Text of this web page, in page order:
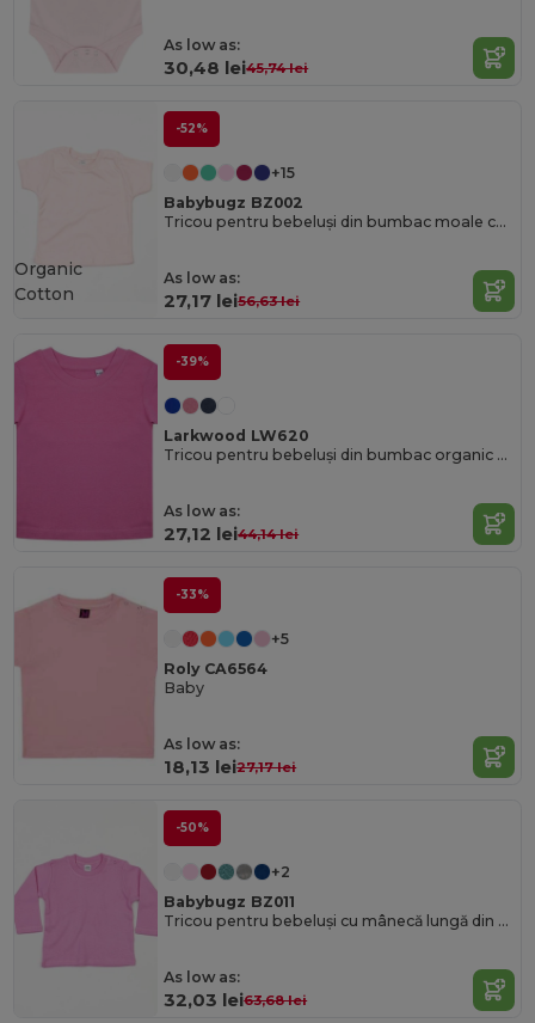
As low as:
30,48 lei45,74 lei
-52%
+15
Babybugz BZ002
Tricou pentru bebeluși din bumbac moale cu capse pe umăr
As low as:
27,17 lei56,63 lei
Organic
Cotton
-39%
Larkwood LW620
Tricou pentru bebeluși din bumbac organic Larkwood
As low as:
27,12 lei44,14 lei
-33%
+5
Roly CA6564
Baby
As low as:
18,13 lei27,17 lei
-50%
+2
Babybugz BZ011
Tricou pentru bebeluși cu mânecă lungă din bumbac Cozy cu capse ușoare
As low as:
32,03 lei63,68 lei